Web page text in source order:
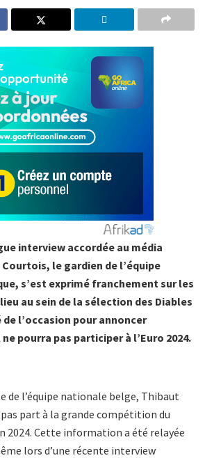
interview accordée au média
le gardien de l’équipe
s’est exprimé franchement sur les
au sein de la sélection des Diables
l’occasion pour annoncer
pourra pas participer à l’Euro 2024.
de l’équipe nationale belge, Thibaut
part à la grande compétition du
2024. Cette information a été relayée
lors d’une récente interview